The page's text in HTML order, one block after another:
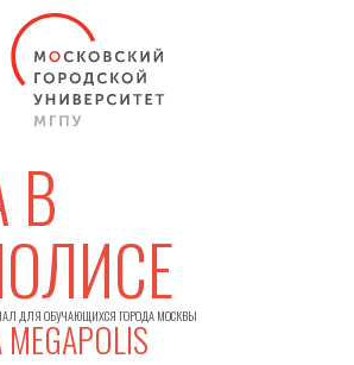
В
ДЛЯ ОБУЧАЮЩИХСЯ ГОРОДА МОСКВЫ